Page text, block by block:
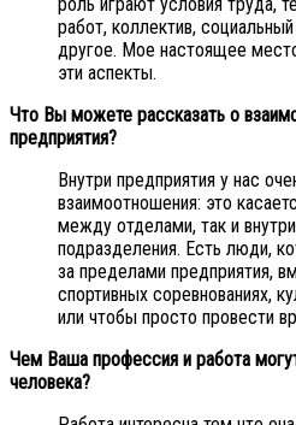
работ, коллектив,
другое. Мое настоящее
эти аспекты.
Что Вы можете рассказать о
предприятия?
Внутри предприятия у нас
взаимоотношения: это
между отделами, так и
подразделения. Есть люди,
за пределами предприятия,
спортивных соревнованиях,
или чтобы просто провести
Чем Ваша профессия и работа
человека?